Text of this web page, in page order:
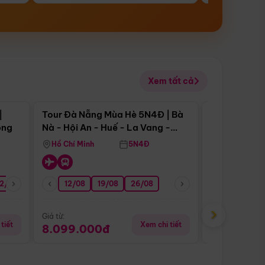
Xem tất cả
08 26/08 05/09 09/09 12/09
tiết
Điểm nổi bật
Tour Đà Nẵng Mùa Hè 5N4Đ | Bà
Nà - Hội An - Huế - La Vang -
Động Thiên Đường
Hồ Chí Minh 5N4Đ
12/08 19/08 26/08
Giá từ:
8.099.000đ Xem chi tiết
Giá từ:
›